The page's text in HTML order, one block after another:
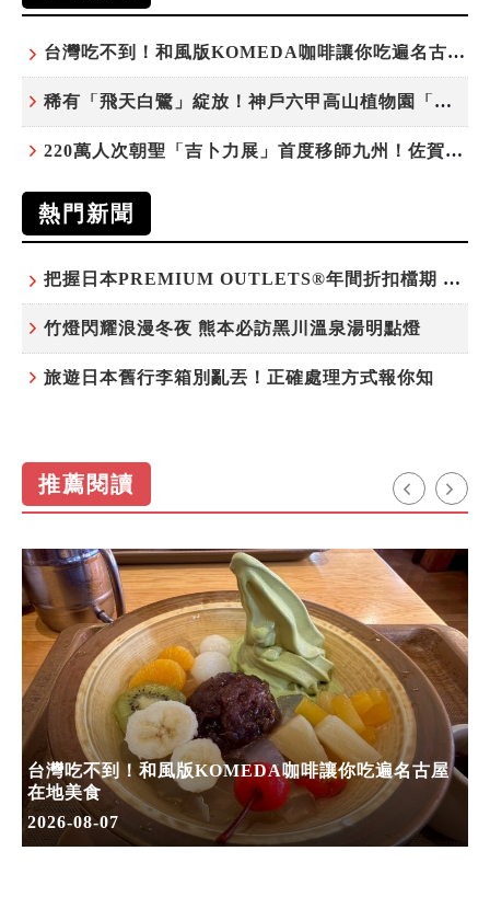
台灣吃不到！和風版KOMEDA咖啡讓你吃遍名古屋在地美食
稀有「飛天白鷺」綻放！神戶六甲高山植物園「鷺草」珍貴現身
220萬人次朝聖「吉卜力展」首度移師九州！佐賀站早鳥平日套票8/10搶先開賣
熱門新聞
把握日本PREMIUM OUTLETS®年間折扣檔期 越買越划算
竹燈閃耀浪漫冬夜 熊本必訪黑川溫泉湯明點燈
旅遊日本舊行李箱別亂丟！正確處理方式報你知
推薦閱讀
台灣吃不到！和風版KOMEDA咖啡讓你吃遍名古屋
在地美食
2026-08-07